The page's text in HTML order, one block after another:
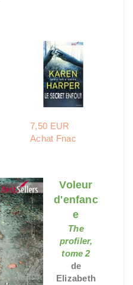
7,50 EUR
Achat Fnac
Voleur
d'enfanc
e
The
profiler,
tome 2
de
Elizabeth